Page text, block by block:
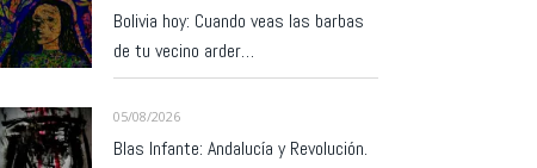
Bolivia hoy: Cuando veas las barbas
de tu vecino arder…
05/08/2026
Blas Infante: Andalucía y Revolución.